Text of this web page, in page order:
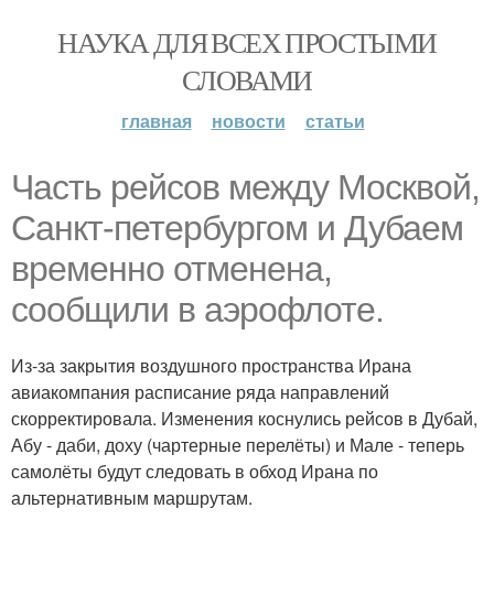
НАУКА ДЛЯ ВСЕХ ПРОСТЫМИ
СЛОВАМИ
главная новости статьи
Часть рейсов между Москвой,
Санкт-петербургом и Дубаем
временно отменена,
сообщили в аэрофлоте.
Из-за закрытия воздушного пространства Ирана
авиакомпания расписание ряда направлений
скорректировала. Изменения коснулись рейсов в Дубай,
Абу - даби, доху (чартерные перелёты) и Мале - теперь
самолёты будут следовать в обход Ирана по
альтернативным маршрутам.